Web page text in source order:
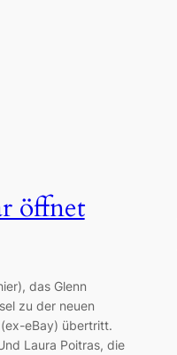
öffnet
das Glenn
zu der neuen
eBay) übertritt.
Laura Poitras, die